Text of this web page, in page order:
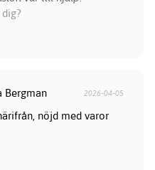
Bergman 2026-04-05
nöjd med varor